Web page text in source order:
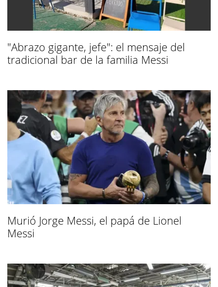
"Abrazo gigante, jefe": el mensaje del
tradicional bar de la familia Messi
Murió Jorge Messi, el papá de Lionel
Messi